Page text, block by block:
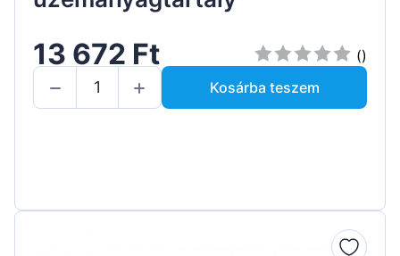
13 672 Ft
()
Kosárba teszem